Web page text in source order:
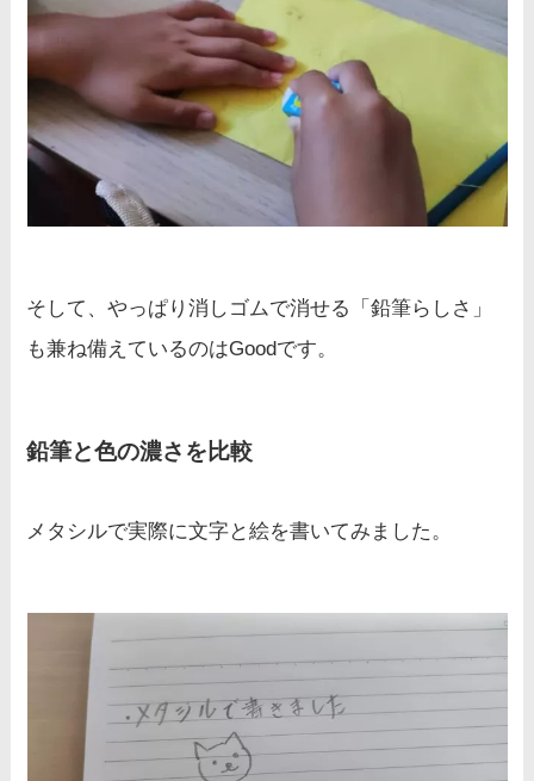
そして、やっぱり消しゴムで消せる「鉛筆らしさ」
も兼ね備えているのはGoodです。
鉛筆と色の濃さを比較
メタシルで実際に文字と絵を書いてみました。